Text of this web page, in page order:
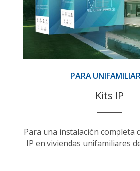
PARA
Kits IP
Para una instalación completa
IP en viviendas unifamiliares